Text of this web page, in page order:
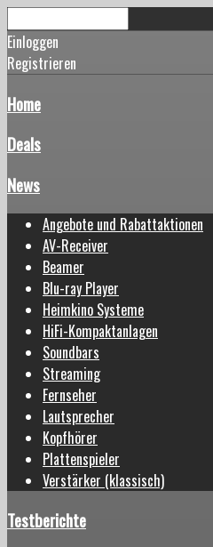
Einloggen
Registrieren
Home
Deals
News
Angebote und Rabattaktionen
AV-Receiver
Beamer
Blu-ray Player
Heimkino Systeme
HiFi-Kompaktanlagen
Soundbars
Streaming
Fernseher
Lautsprecher
Kopfhörer
Plattenspieler
Verstärker (klassisch)
Testberichte